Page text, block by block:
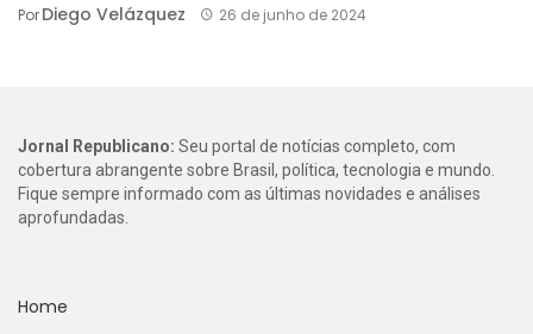
PorDiego Velázquez 26 de junho de 2024
Jornal Republicano: Seu portal de notícias completo, com
cobertura abrangente sobre Brasil, política, tecnologia e mundo.
Fique sempre informado com as últimas novidades e análises
aprofundadas.
Home